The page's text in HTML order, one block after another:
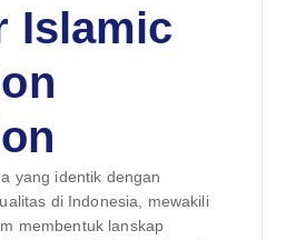
Islamic
yang identik dengan
di Indonesia, mewakili
membentuk lanskap